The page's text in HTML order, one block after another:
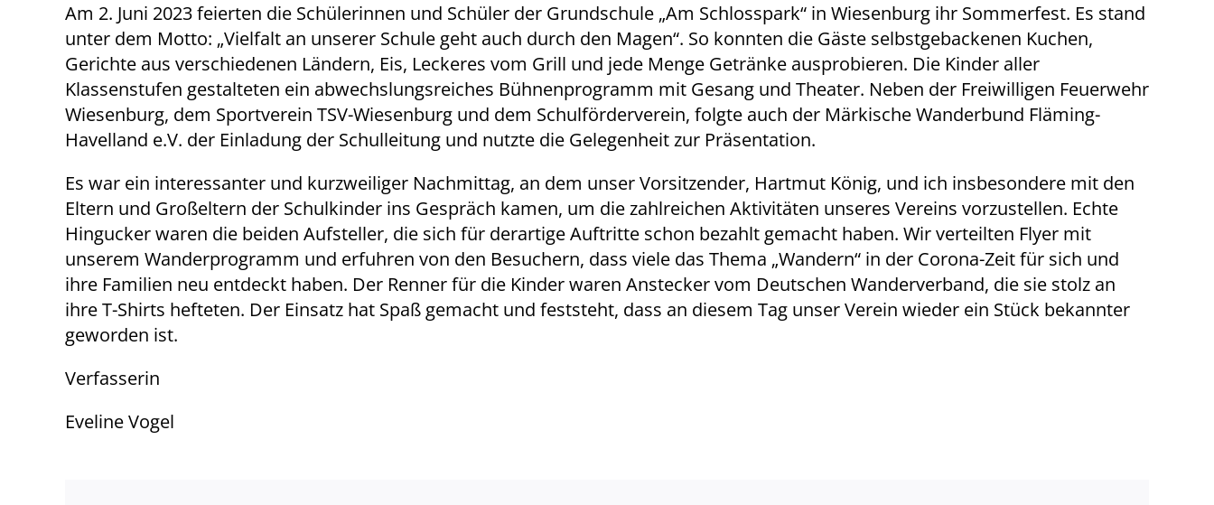
Am 2. Juni 2023 feierten die Schülerinnen und Schüler der Grundschule „Am Schlosspark“ in Wiesenburg ihr Sommerfest. Es stand
unter dem Motto: „Vielfalt an unserer Schule geht auch durch den Magen“. So konnten die Gäste selbstgebackenen Kuchen,
Gerichte aus verschiedenen Ländern, Eis, Leckeres vom Grill und jede Menge Getränke ausprobieren. Die Kinder aller
Klassenstufen gestalteten ein abwechslungsreiches Bühnenprogramm mit Gesang und Theater. Neben der Freiwilligen Feuerwehr
Wiesenburg, dem Sportverein TSV-Wiesenburg und dem Schulförderverein, folgte auch der Märkische Wanderbund Fläming-
Havelland e.V. der Einladung der Schulleitung und nutzte die Gelegenheit zur Präsentation.
Es war ein interessanter und kurzweiliger Nachmittag, an dem unser Vorsitzender, Hartmut König, und ich insbesondere mit den
Eltern und Großeltern der Schulkinder ins Gespräch kamen, um die zahlreichen Aktivitäten unseres Vereins vorzustellen. Echte
Hingucker waren die beiden Aufsteller, die sich für derartige Auftritte schon bezahlt gemacht haben. Wir verteilten Flyer mit
unserem Wanderprogramm und erfuhren von den Besuchern, dass viele das Thema „Wandern“ in der Corona-Zeit für sich und
ihre Familien neu entdeckt haben. Der Renner für die Kinder waren Anstecker vom Deutschen Wanderverband, die sie stolz an
ihre T-Shirts hefteten. Der Einsatz hat Spaß gemacht und feststeht, dass an diesem Tag unser Verein wieder ein Stück bekannter
geworden ist.
Verfasserin
Eveline Vogel